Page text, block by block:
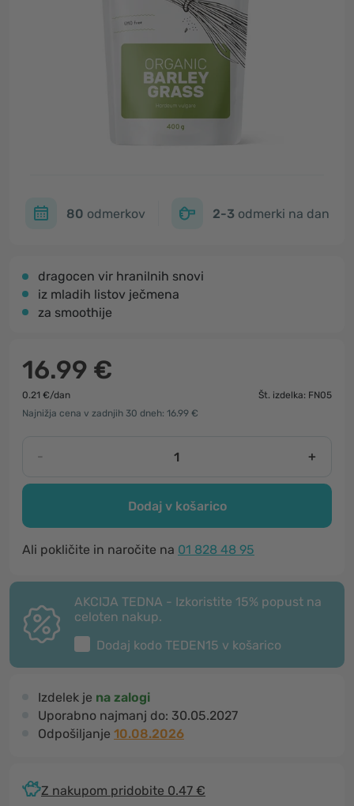
80 odmerkov 2-3odmerki na dan
dragocen vir hranilnih snovi
iz mladih listov ječmena
za smoothije
16.99 €
0.21 €/dan
Št. izdelka: FN05
Najnižja cena v zadnjih 30 dneh: 16.99 €
- +
Dodaj v košarico
Ali pokličite in naročite na 01 828 48 95
AKCIJA TEDNA - Izkoristite 15% popust na
celoten nakup.
Dodaj kodo TEDEN15 v košarico
Izdelek je na zalogi
Uporabno najmanj do: 30.05.2027
Odpošiljanje 10.08.2026
Z nakupom pridobite 0.47 €